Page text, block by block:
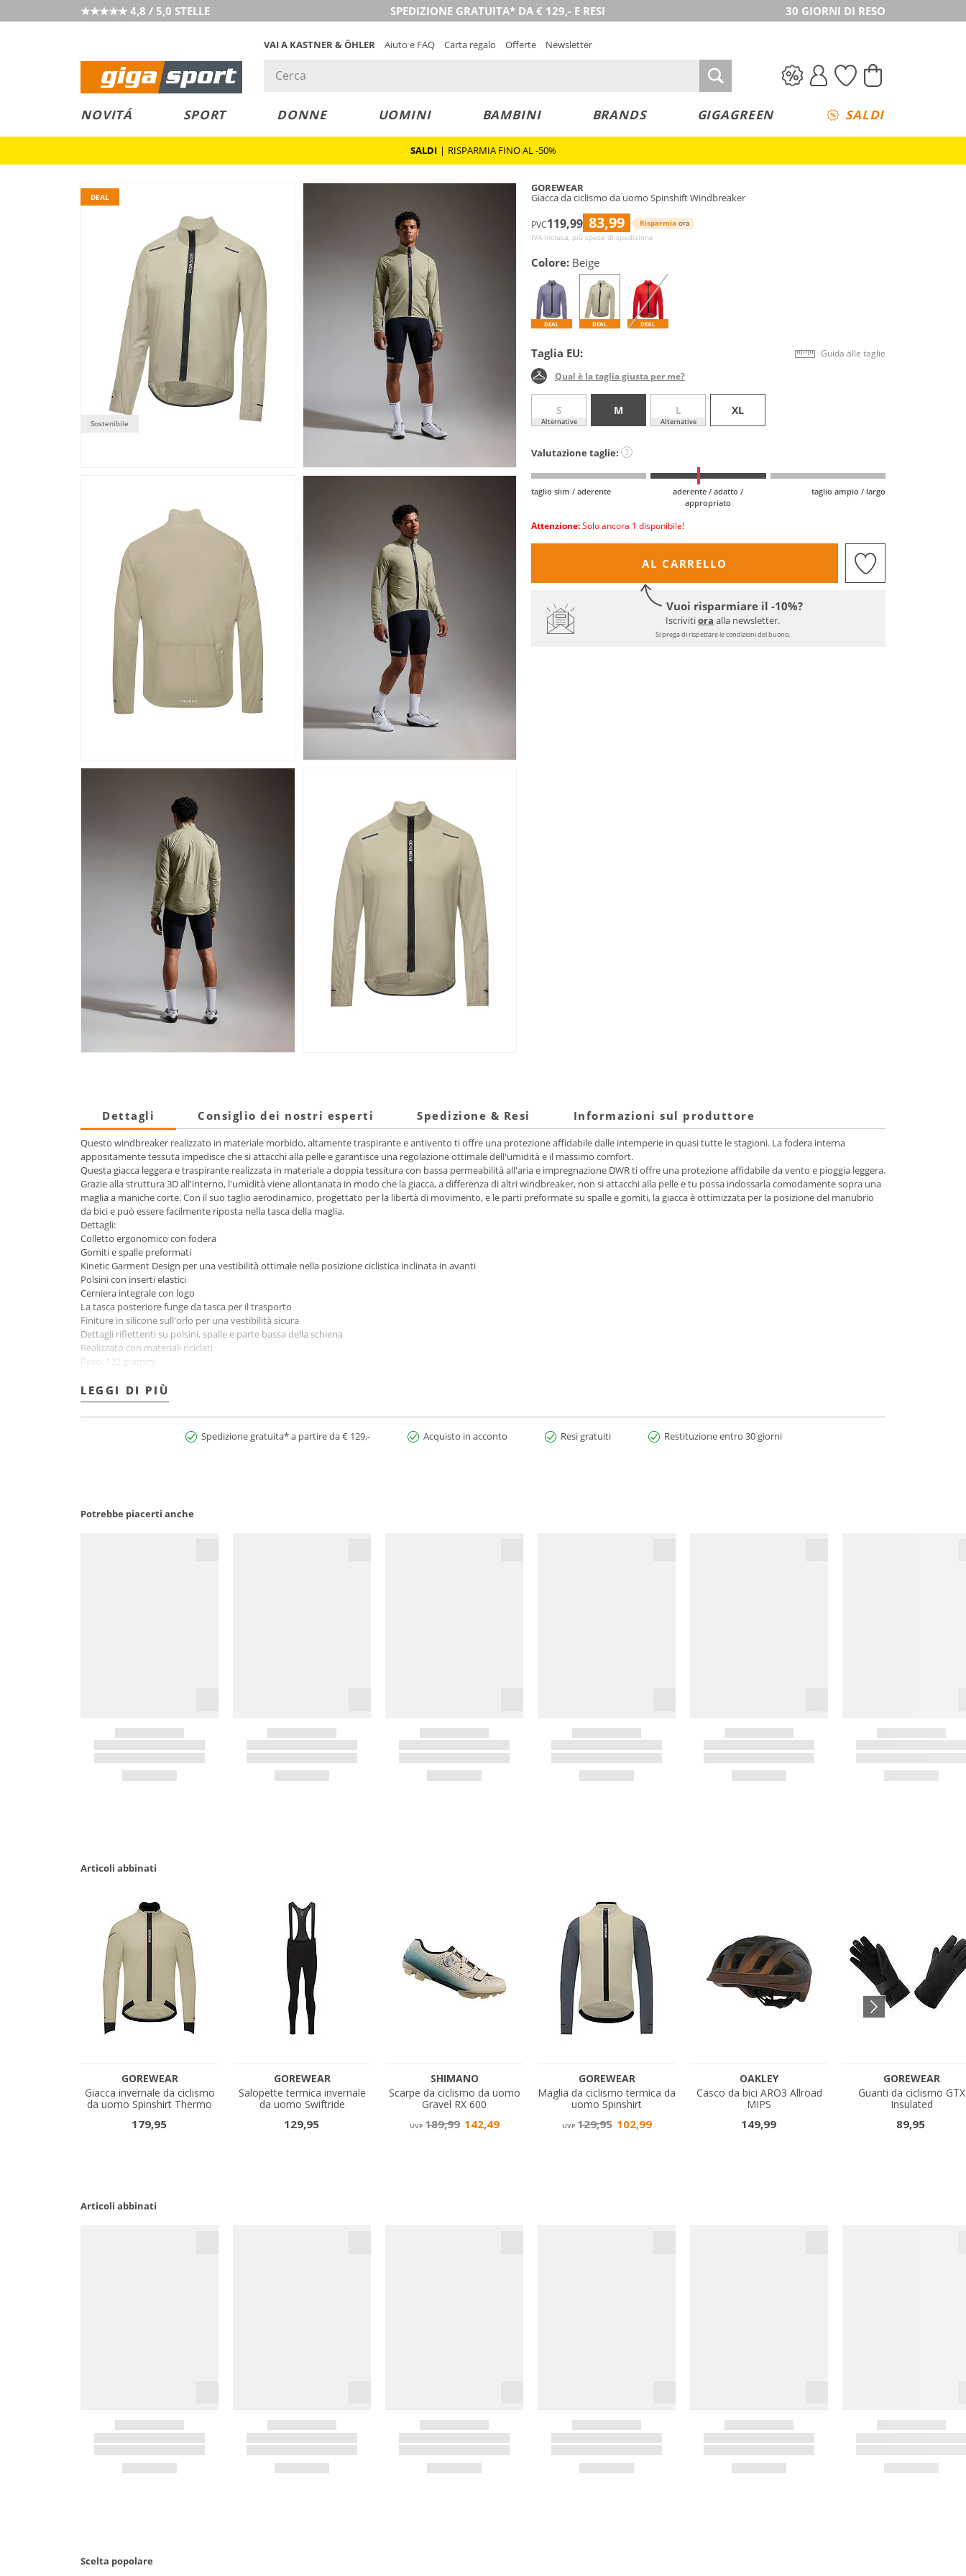
★★★★★ 4,8 / 5,0 STELLE SPEDIZIONE GRATUITA* DA € 129,- E RESI 30 GIORNI DI RESO
VAI A KASTNER & ÖHLER Aiuto e FAQ Carta regalo Offerte Newsletter
NOVITÁ SPORT DONNE UOMINI BAMBINI BRANDS GIGAGREEN SALDI
SALDI | RISPARMIA FINO AL -50%
DEAL
Sostenibile
GOREWEAR
Giacca da ciclismo da uomo Spinshift Windbreaker
PVC119,99 83,99 Risparmia ora
IVA inclusa, più spese di spedizione
Colore: Beige
DEAL DEAL DEAL
Taglia EU: Guida alle taglie
Qual è la taglia giusta per me?
S
Alternative
M L
Alternative
XL
Valutazione taglie: ?
taglio slim / aderente
aderente / adatto /
appropriato
taglio ampio / largo
Attenzione: Solo ancora 1 disponibile!
AL CARRELLO
Vuoi risparmiare il -10%?
Iscrivitiora alla newsletter.
Si prega di rispettare le condizioni del buono.
Dettagli Consiglio dei nostri esperti Spedizione & Resi Informazioni sul produttore
Questo windbreaker realizzato in materiale morbido, altamente traspirante e antivento ti offre una protezione affidabile dalle intemperie in quasi tutte le stagioni. La fodera interna
appositamente tessuta impedisce che si attacchi alla pelle e garantisce una regolazione ottimale dell'umidità e il massimo comfort.
Questa giacca leggera e traspirante realizzata in materiale a doppia tessitura con bassa permeabilità all'aria e impregnazione DWR ti offre una protezione affidabile da vento e pioggia leggera.
Grazie alla struttura 3D all'interno, l'umidità viene allontanata in modo che la giacca, a differenza di altri windbreaker, non si attacchi alla pelle e tu possa indossarla comodamente sopra una
maglia a maniche corte. Con il suo taglio aerodinamico, progettato per la libertà di movimento, e le parti preformate su spalle e gomiti, la giacca è ottimizzata per la posizione del manubrio
da bici e può essere facilmente riposta nella tasca della maglia.
Dettagli:
Colletto ergonomico con fodera
Gomiti e spalle preformati
Kinetic Garment Design per una vestibilità ottimale nella posizione ciclistica inclinata in avanti
Polsini con inserti elastici
Cerniera integrale con logo
La tasca posteriore funge da tasca per il trasporto
Finiture in silicone sull'orlo per una vestibilità sicura
Dettagli riflettenti su polsini, spalle e parte bassa della schiena
Realizzato con materiali riciclati
Peso: 122 grammi
Nome del colore: Tech Beige
N° art.:2900284633698
LEGGI DI PIÙ
LEGGI DI PIÙ
Spedizione gratuita* a partire da € 129,- Acquisto in acconto Resi gratuiti Restituzione entro 30 giorni
Potrebbe piacerti anche
Articoli abbinati
Articoli abbinati
Scelta popolare